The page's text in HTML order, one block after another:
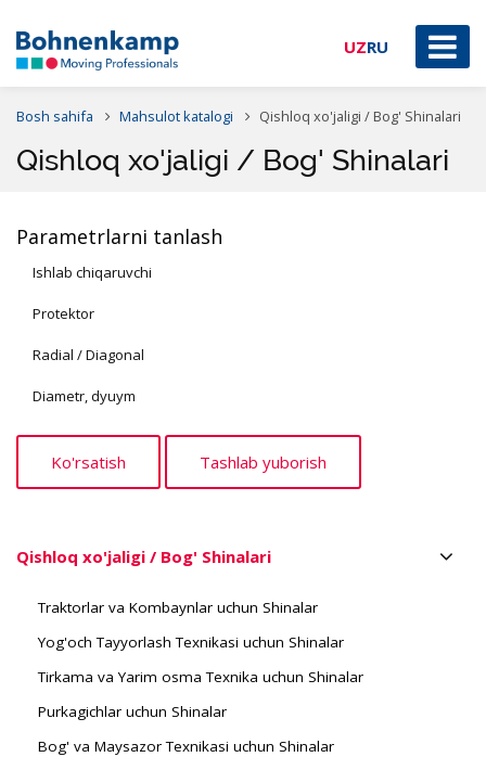
UZRU
Bosh sahifa Mahsulot katalogi Qishloq xo'jaligi / Bog' Shinalari
Qishloq xo'jaligi / Bog' Shinalari
Parametrlarni tanlash
Ishlab chiqaruvchi
Protektor
Radial / Diagonal
Diametr, dyuym
Qishloq xo'jaligi / Bog' Shinalari
Traktorlar va Kombaynlar uchun Shinalar
Yog'och Tayyorlash Texnikasi uchun Shinalar
Tirkama va Yarim osma Texnika uchun Shinalar
Purkagichlar uchun Shinalar
Bog' va Maysazor Texnikasi uchun Shinalar